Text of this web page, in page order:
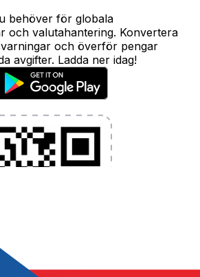
behöver för globala
och valutahantering. Konvertera
och överför pengar
avgifter. Ladda ner idag!